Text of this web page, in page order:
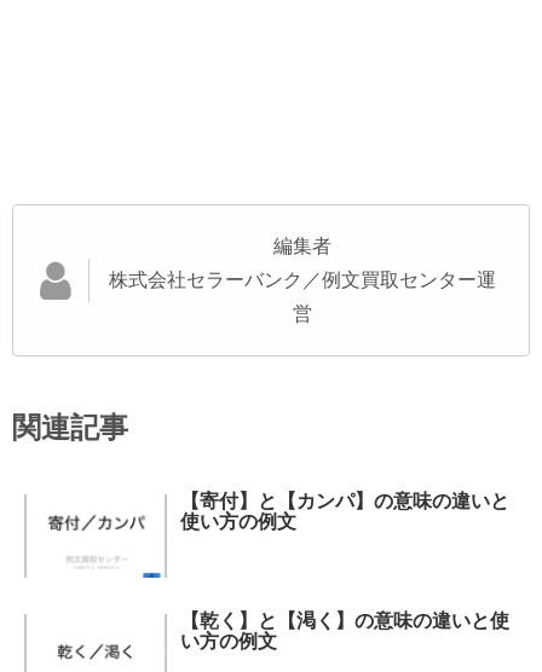
編集者
株式会社セラーバンク／例文買取センター運
営
関連記事
【寄付】と【カンパ】の意味の違いと
使い方の例文
【乾く】と【渇く】の意味の違いと使
い方の例文